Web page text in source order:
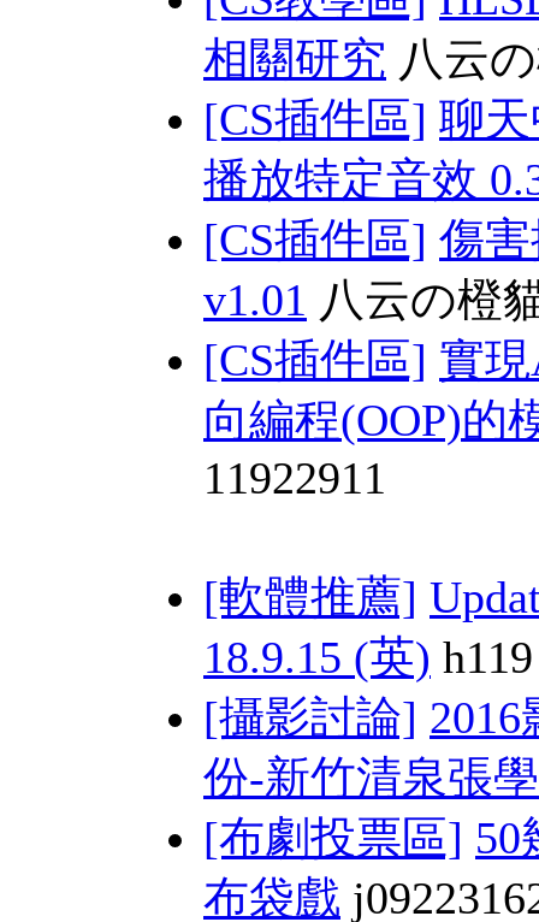
相關研究 八云
[CS插件區] 聊
播放特定音效
[CS插件區] 傷
v1.01 八云の橙
[CS插件區] 實
向編程(OOP)的
11922911
[軟體推薦]
18.9.15 (英) h119
[攝影討論]
份-新竹清泉張
[布劇投票區] 50
布袋戲